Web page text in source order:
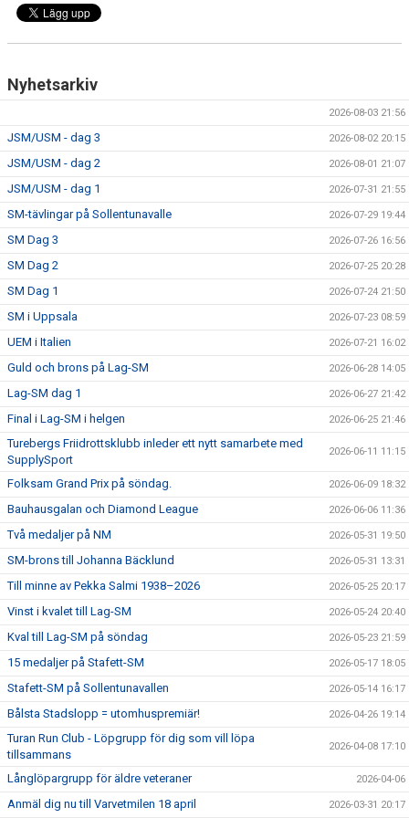
Nyhetsarkiv
2026-08-03 21:56
JSM/USM - dag 3 2026-08-02 20:15
JSM/USM - dag 2 2026-08-01 21:07
JSM/USM - dag 1 2026-07-31 21:55
SM-tävlingar på Sollentunavalle 2026-07-29 19:44
SM Dag 3 2026-07-26 16:56
SM Dag 2 2026-07-25 20:28
SM Dag 1 2026-07-24 21:50
SM i Uppsala 2026-07-23 08:59
UEM i Italien 2026-07-21 16:02
Guld och brons på Lag-SM 2026-06-28 14:05
Lag-SM dag 1 2026-06-27 21:42
Final i Lag-SM i helgen 2026-06-25 21:46
Turebergs Friidrottsklubb inleder ett nytt samarbete med
SupplySport
2026-06-11 11:15
Folksam Grand Prix på söndag. 2026-06-09 18:32
Bauhausgalan och Diamond League 2026-06-06 11:36
Två medaljer på NM 2026-05-31 19:50
SM-brons till Johanna Bäcklund 2026-05-31 13:31
Till minne av Pekka Salmi 1938–2026 2026-05-25 20:17
Vinst i kvalet till Lag-SM 2026-05-24 20:40
Kval till Lag-SM på söndag 2026-05-23 21:59
15 medaljer på Stafett-SM 2026-05-17 18:05
Stafett-SM på Sollentunavallen 2026-05-14 16:17
Bålsta Stadslopp = utomhuspremiär! 2026-04-26 19:14
Turan Run Club - Löpgrupp för dig som vill löpa
tillsammans
2026-04-08 17:10
Långlöpargrupp för äldre veteraner 2026-04-06
Anmäl dig nu till Varvetmilen 18 april 2026-03-31 20:17